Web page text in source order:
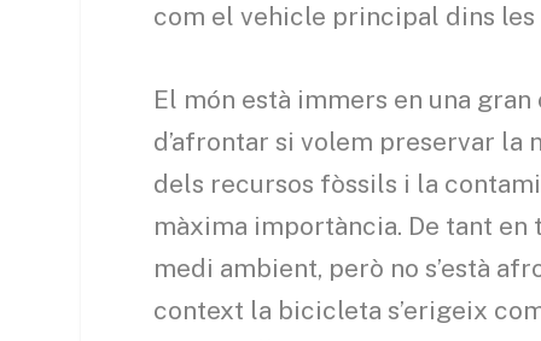
com el vehicle principal dins les
El món està immers en una
d’afrontar si volem preservar la
dels recursos fòssils i la
màxima importància. De tant
medi ambient, però no s’està
context la bicicleta s’erigeix